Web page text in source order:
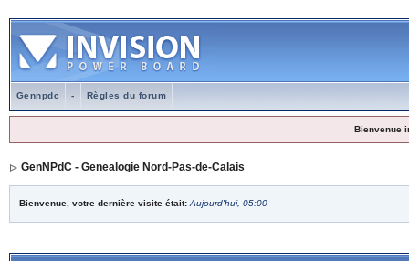
Gennpdc - Règles du forum
Bienvenue
GenNPdC - Genealogie Nord-Pas-de-Calais
Bienvenue, votre dernière visite était: Aujourd'hui, 05:00